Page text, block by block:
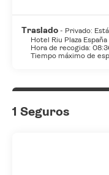
Traslado - Privado:
Hotel Riu Plaza España
Hora de recogida:
Tiempo máximo de
1 Seguros